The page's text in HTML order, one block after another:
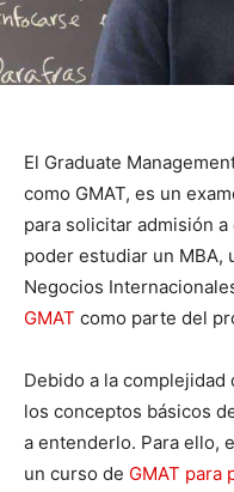
El Graduate
como GMAT, es un
para solicitar admisión
poder estudiar un MBA,
Negocios
GMAT como parte del
Debido a la
los conceptos básicos
a entenderlo. Para ello,
un curso de GMAT para